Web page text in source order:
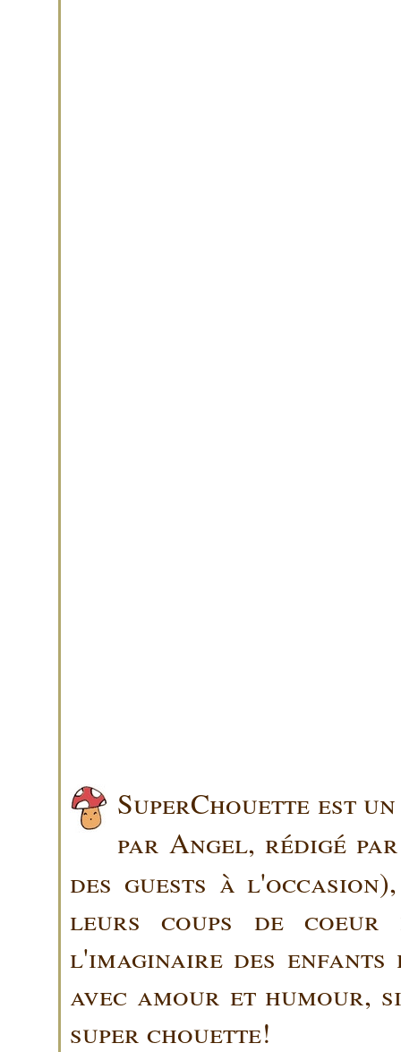
SuperChouette est
par Angel, rédigé
des guests à
leurs coups de
l'imaginaire des
avec amour et humour,
super chouette!